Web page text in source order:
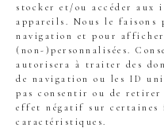
stocker et/ou accéder aux
appareils. Nous le faisons
navigation et pour
(non-)personnalisées.
autorisera à traiter des
de navigation ou les ID
pas consentir ou de retirer
effet négatif sur certaines
caractéristiques.